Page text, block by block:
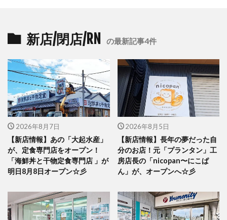
新店/閉店/RN の最新記事4件
2026年8月7日
【新店情報】あの「大起水産」
が、定食専門店をオープン！
「海鮮丼と干物定食専門店 」が
明日8月8日オープン☆彡
2026年8月5日
【新店情報】長年の夢だった自
分のお店！元「プランタン」工
房店長の「nicopan〜にこぱ
ん」が、オープンへ☆彡